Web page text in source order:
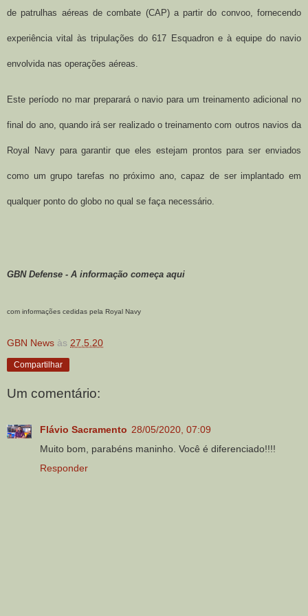
de patrulhas aéreas de combate (CAP) a partir do convoo, fornecendo
experiência vital às tripulações do 617 Esquadron e à equipe do navio
envolvida nas operações aéreas.
Este período no mar preparará o navio para um treinamento adicional no
final do ano, quando irá ser realizado o treinamento com outros navios da
Royal Navy para garantir que eles estejam prontos para ser enviados
como um grupo tarefas no próximo ano, capaz de ser implantado em
qualquer ponto do globo no qual se faça necessário.
GBN Defense - A informação começa aqui
com informações cedidas pela Royal Navy
GBN News às 27.5.20
Compartilhar
Um comentário:
Flávio Sacramento 28/05/2020, 07:09
Muito bom, parabéns maninho. Você é diferenciado!!!!
Responder